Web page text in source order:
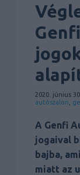
2020. június
autószalon
A Genfi
jogaival
bajba,
miatt az